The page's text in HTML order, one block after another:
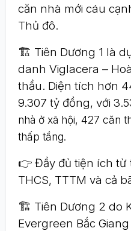
căn nhà mới cáu
Thủ đô.
🏗 Tiên Dương 1 là
danh Viglacera –
thầu. Diện tích hơn
9.307 tỷ đồng, với
nhà ở xã hội, 427 căn
thấp tầng.
👉 Đầy đủ tiện ích từ
THCS, TTTM và cả
🏗 Tiên Dương 2 do
Evergreen Bắc